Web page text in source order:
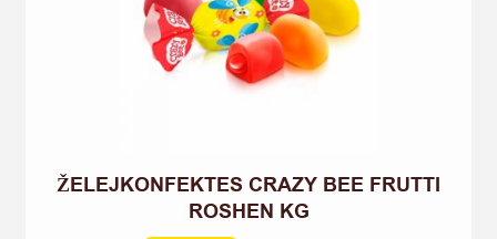
ŽELEJKONFEKTES CRAZY BEE FRUTTI
ROSHEN KG